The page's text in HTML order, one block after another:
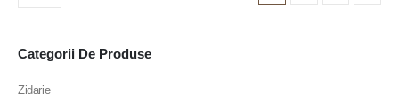
Categorii De Produse
Zidarie